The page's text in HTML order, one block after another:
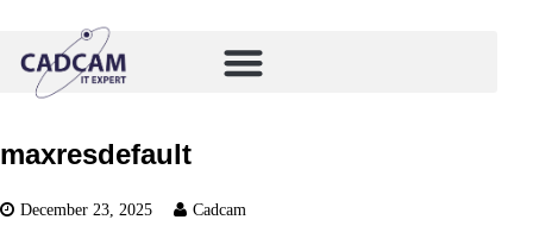
maxresdefault
December 23, 2025 Cadcam